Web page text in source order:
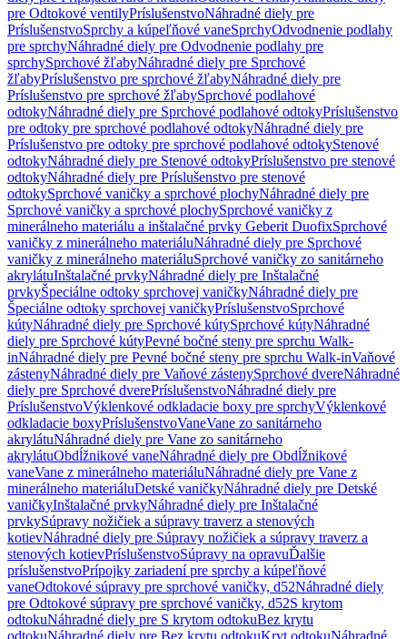
pre Odtokové ventilyPríslušenstvoNáhradné diely pre
PríslušenstvoSprchy a kúpeľňové vaneSprchyOdvodnenie podlahy
pre sprchyNáhradné diely pre Odvodnenie podlahy pre
sprchySprchové žľabyNáhradné diely pre Sprchové
žľabyPríslušenstvo pre sprchové žľabyNáhradné diely pre
Príslušenstvo pre sprchové žľabySprchové podlahové
odtokyNáhradné diely pre Sprchové podlahové odtokyPríslušenstvo
pre odtoky pre sprchové podlahové odtokyNáhradné diely pre
Príslušenstvo pre odtoky pre sprchové podlahové odtokyStenové
odtokyNáhradné diely pre Stenové odtokyPríslušenstvo pre stenové
odtokyNáhradné diely pre Príslušenstvo pre stenové
odtokySprchové vaničky a sprchové plochyNáhradné diely pre
Sprchové vaničky a sprchové plochySprchové vaničky z
minerálneho materiálu a inštalačné prvky Geberit DuofixSprchové
vaničky z minerálneho materiáluNáhradné diely pre Sprchové
vaničky z minerálneho materiáluSprchové vaničky zo sanitárneho
akrylátuInštalačné prvkyNáhradné diely pre Inštalačné
prvkyŠpeciálne odtoky sprchovej vaničkyNáhradné diely pre
Špeciálne odtoky sprchovej vaničkyPríslušenstvoSprchové
kútyNáhradné diely pre Sprchové kútySprchové kútyNáhradné
diely pre Sprchové kútyPevné bočné steny pre sprchu Walk-
inNáhradné diely pre Pevné bočné steny pre sprchu Walk-inVaňové
zástenyNáhradné diely pre Vaňové zástenySprchové dvereNáhradné
diely pre Sprchové dverePríslušenstvoNáhradné diely pre
PríslušenstvoVýklenkové odkladacie boxy pre sprchyVýklenkové
odkladacie boxyPríslušenstvoVaneVane zo sanitárneho
akrylátuNáhradné diely pre Vane zo sanitárneho
akrylátuObdĺžnikové vaneNáhradné diely pre Obdĺžnikové
vaneVane z minerálneho materiáluNáhradné diely pre Vane z
minerálneho materiáluDetské vaničkyNáhradné diely pre Detské
vaničkyInštalačné prvkyNáhradné diely pre Inštalačné
prvkySúpravy nožičiek a súpravy traverz a stenových
kotievNáhradné diely pre Súpravy nožičiek a súpravy traverz a
stenových kotievPríslušenstvoSúpravy na opravuĎalšie
príslušenstvoPrípojky zariadení pre sprchy a kúpeľňové
vaneOdtokové súpravy pre sprchové vaničky, d52Náhradné diely
pre Odtokové súpravy pre sprchové vaničky, d52S krytom
odtokuNáhradné diely pre S krytom odtokuBez krytu
odtokuNáhradné diely pre Bez krytu odtokuKryt odtokuNáhradné